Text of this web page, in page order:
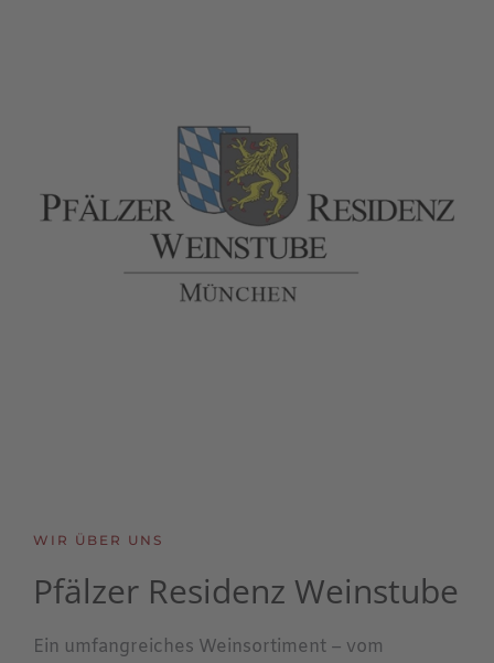
WIR ÜBER UNS
Pfälzer Residenz Weinstube
Ein umfangreiches Weinsortiment – vom